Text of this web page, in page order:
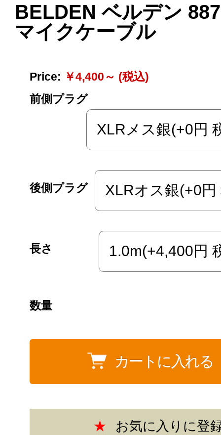
BELDEN ベルデン
マイクケーブル
Price: ￥4,400～ (税込)
前側プラグ
後側プラグ
長さ
数量